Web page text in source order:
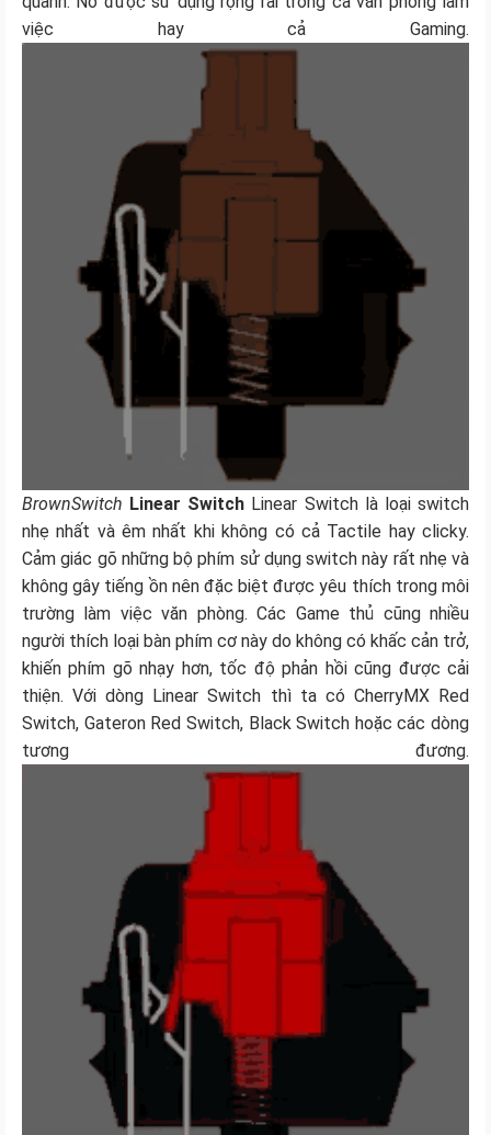
việc hay cả Gaming.
BrownSwitch Linear Switch Linear Switch là loại switch
nhẹ nhất và êm nhất khi không có cả Tactile hay clicky.
Cảm giác gõ những bộ phím sử dụng switch này rất nhẹ và
không gây tiếng ồn nên đặc biệt được yêu thích trong môi
trường làm việc văn phòng. Các Game thủ cũng nhiều
người thích loại bàn phím cơ này do không có khấc cản trở,
khiến phím gõ nhạy hơn, tốc độ phản hồi cũng được cải
thiện. Với dòng Linear Switch thì ta có CherryMX Red
Switch, Gateron Red Switch, Black Switch hoặc các dòng
tương đương.